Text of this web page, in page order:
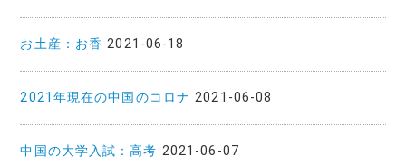
お土産：お香 2021-06-18
2021年現在の中国のコロナ 2021-06-08
中国の大学入試：高考 2021-06-07